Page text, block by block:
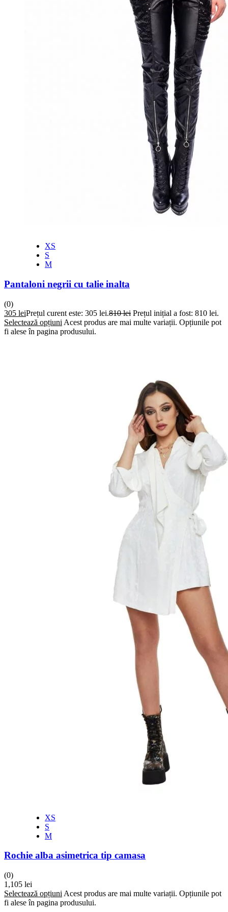
XS
S
M
Pantaloni negrii cu talie inalta
(0)
305 leiPrețul curent este: 305 lei.810lei Prețul inițial a fost: 810 lei.
Selectează opțiuni Acest produs are mai multe variații. Opțiunile pot
fi alese în pagina produsului.
XS
S
M
Rochie alba asimetrica tip camasa
(0)
1,105 lei
Selectează opțiuni Acest produs are mai multe variații. Opțiunile pot
fi alese în pagina produsului.